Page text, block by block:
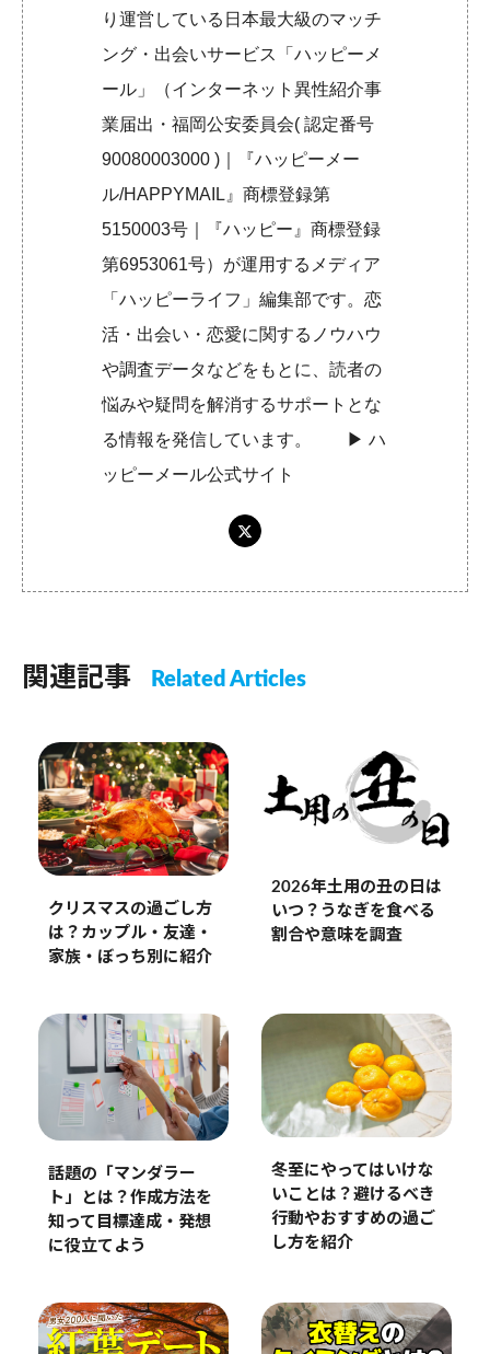
り運営している日本最大級のマッチ
ング・出会いサービス「ハッピーメ
ール」（インターネット異性紹介事
業届出・福岡公安委員会( 認定番号
90080003000 )｜『ハッピーメー
ル/HAPPYMAIL』商標登録第
5150003号｜『ハッピー』商標登録
第6953061号）が運用するメディア
「ハッピーライフ」編集部です。恋
活・出会い・恋愛に関するノウハウ
や調査データなどをもとに、読者の
悩みや疑問を解消するサポートとな
る情報を発信しています。 ▶︎ハ
ッピーメール公式サイト
関連記事 Related Articles
クリスマスの過ごし方
は？カップル・友達・
家族・ぼっち別に紹介
2026年土用の丑の日は
いつ？うなぎを食べる
割合や意味を調査
話題の「マンダラー
ト」とは？作成方法を
知って目標達成・発想
に役立てよう
冬至にやってはいけな
いことは？避けるべき
行動やおすすめの過ご
し方を紹介